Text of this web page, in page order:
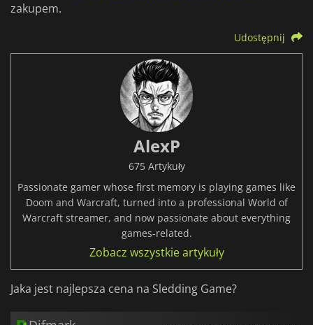
zakupem.
Udostępnij
AlexP
675 Artykuły
Passionate gamer whose first memory is playing games like
Doom and Warcraft, turned into a professional World of
Warcraft streamer, and now passionate about everything
games-related.
Zobacz wszystkie artykuły
Jaka jest najlepsza cena na Sledding Game?